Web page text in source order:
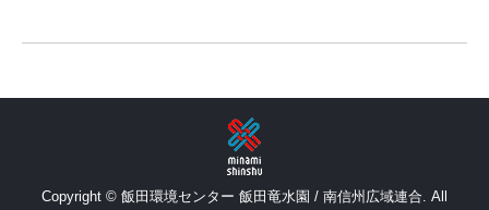
Copyright © 飯田環境センター 飯田竜水園 / 南信州広域連合. All